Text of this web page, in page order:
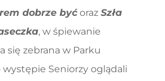
dobrze byćoraz Szła
, w śpiewanie
się zebrana w Parku
występie Seniorzy oglądali